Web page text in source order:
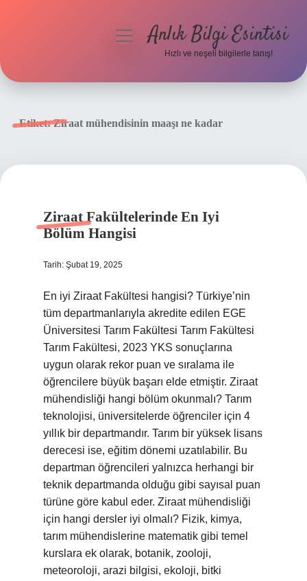
menüyüAnlık Bilgi Esintisi
Hızlı ve neşeli bilgilerle tanış!
Etiket:Ziraat mühendisinin maaşı ne kadar
Ziraat Fakültelerinde En Iyi
Bölüm Hangisi
Tarih: Şubat 19, 2025
En iyi Ziraat Fakültesi hangisi? Türkiye’nin
tüm departmanlarıyla akredite edilen EGE
Üniversitesi Tarım Fakültesi Tarım Fakültesi
Tarım Fakültesi, 2023 YKS sonuçlarına
uygun olarak rekor puan ve sıralama ile
öğrencilere büyük başarı elde etmiştir. Ziraat
mühendisliği hangi bölüm okunmalı? Tarım
teknolojisi, üniversitelerde öğrenciler için 4
yıllık bir departmandır. Tarım bir yüksek lisans
derecesi ise, eğitim dönemi uzatılabilir. Bu
departman öğrencileri yalnızca herhangi bir
teknik departmanda olduğu gibi sayısal puan
türüne göre kabul eder. Ziraat mühendisliği
için hangi dersler iyi olmalı? Fizik, kimya,
tarım mühendislerine matematik gibi temel
kurslara ek olarak, botanik, zooloji,
meteoroloji, arazi bilgisi, ekoloji, bitki